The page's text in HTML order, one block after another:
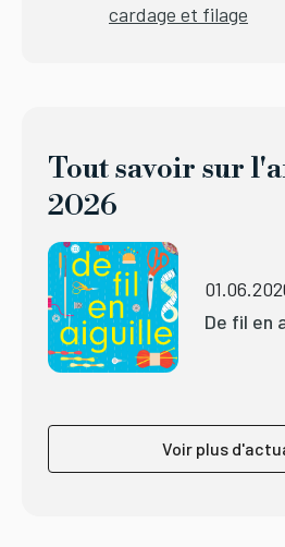
cardage et filage
Tout savoir sur
2026
De fil en
Voir plus